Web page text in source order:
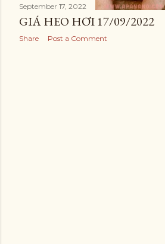
September 17, 2022
GIÁ HEO HƠI 17/09/2022
Share Post a Comment